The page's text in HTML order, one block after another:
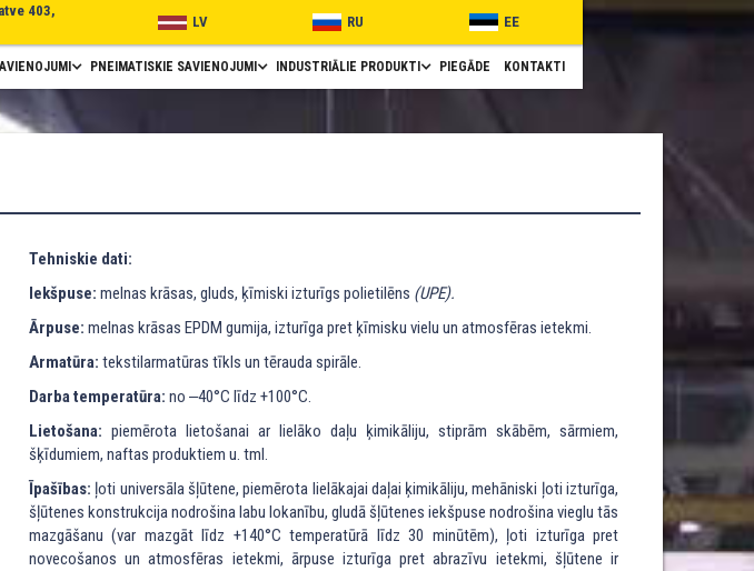
403,
LV RU EE
PNEIMATISKIE SAVIENOJUMI INDUSTRIĀLIE PRODUKTI PIEGĀDE KONTAKTI
Tehniskie dati:
Iekšpuse: melnas krāsas, gluds, ķīmiski izturīgs polietilēns (UPE).
Ārpuse: melnas krāsas EPDM gumija, izturīga pret ķīmisku vielu un atmosfēras ietekmi.
Armatūra: tekstilarmatūras tīkls un tērauda spirāle.
Darba temperatūra: no ‒40°C līdz +100°C.
Lietošana: piemērota lietošanai ar lielāko daļu ķimikāliju, stiprām skābēm, sārmiem,
šķīdumiem, naftas produktiem u. tml.
Īpašības: ļoti universāla šļūtene, piemērota lielākajai daļai ķimikāliju, mehāniski ļoti izturīga,
šļūtenes konstrukcija nodrošina labu lokanību, gludā šļūtenes iekšpuse nodrošina vieglu tās
mazgāšanu (var mazgāt līdz +140°C temperatūrā līdz 30 minūtēm), ļoti izturīga pret
novecošanos un atmosfēras ietekmi, ārpuse izturīga pret abrazīvu ietekmi, šļūtene ir